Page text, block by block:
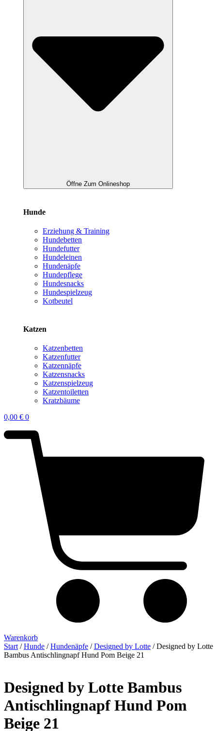
Öffne Zum Onlineshop
Hunde
Erziehung & Training
Hundebetten
Hundefutter
Hundeleinen
Hundenäpfe
Hundepflege
Hundesnacks
Hundespielzeug
Kotbeutel
Katzen
Katzenbetten
Katzenfutter
Katzennäpfe
Katzensnacks
Katzenspielzeug
Katzentoiletten
Kratzbäume
0,00 € 0
Warenkorb
Start /Hunde /Hundenäpfe /Designed by Lotte / Designed by Lotte
Bambus Antischlingnapf Hund Pom Beige 21
Designed by Lotte Bambus
Antischlingnapf Hund Pom
Beige 21